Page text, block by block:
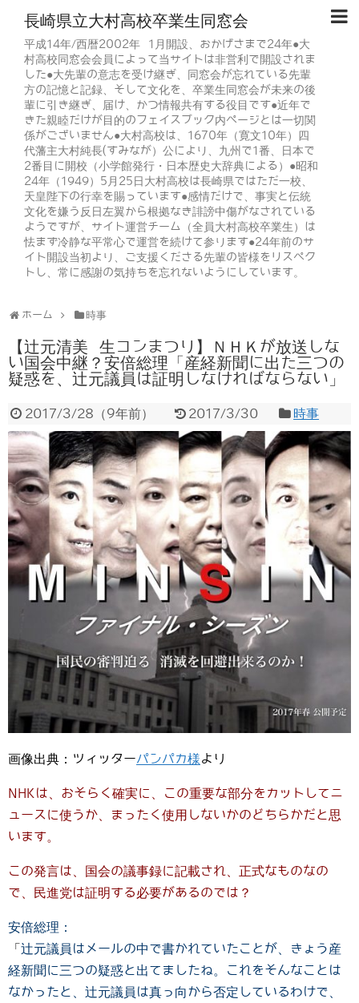
長崎県立大村高校卒業生同窓会
平成14年/西暦2002年 1月開設、おかげさまで24年●大
村高校同窓会会員によって当サイトは非営利で開設されま
した●大先輩の意志を受け継ぎ、同窓会が忘れている先輩
方の記憶と記録、そして文化を、卒業生同窓会が未来の後
輩に引き継ぎ、届け、かつ情報共有する役目です●近年で
きた親睦だけが目的のフェイスブック内ページとは一切関
係がございません●大村高校は、1670年（寛文10年）四
代藩主大村純長(すみなが）公により、九州で1番、日本で
2番目に開校（小学館発行・日本歴史大辞典による）●昭和
24年（1949）5月25日大村高校は長崎県ではただ一校、
天皇陛下の行幸を賜っています●感情だけで、事実と伝統
文化を嫌う反日左翼から根拠なき誹謗中傷がなされている
ようですが、サイト運営チーム（全員大村高校卒業生）は
怯まず冷静な平常心で運営を続けて参ります●24年前のサ
イト開設当初より、ご支援くださる先輩の皆様をリスペク
トし、常に感謝の気持ちを忘れないようにしています。
ホーム 時事
【辻元清美 生コンまつり】ＮＨＫが放送しな
い国会中継？安倍総理「産経新聞に出た三つの
疑惑を、辻元議員は証明しなければならない」
2017/3/28 （9年前） 2017/3/30 時事
画像出典：ツィッターパンパカ様より
NHKは、おそらく確実に、この重要な部分をカットしてニ
ュースに使うか、まったく使用しないかのどちらかだと思
います。
この発言は、国会の議事録に記載され、正式なものなの
で、民進党は証明する必要があるのでは？
安倍総理：
「 辻元議員はメールの中で書かれていたことが、きょう産
経新聞に三つの疑惑と出てましたね。これをそんなことは
なかったと、辻元議員は真っ向から否定しているわけで、